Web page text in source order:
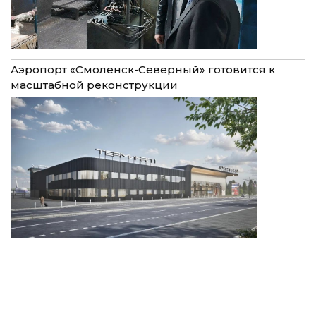
Аэропорт «Смоленск-Северный» готовится к
масштабной реконструкции